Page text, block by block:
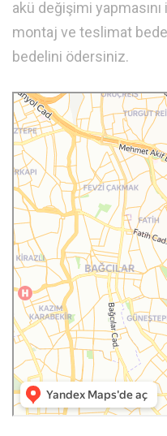
akü değişimi
montaj ve teslimat
bedelini ödersiniz.
Esenler
Esenler — Yandex.Haritalar